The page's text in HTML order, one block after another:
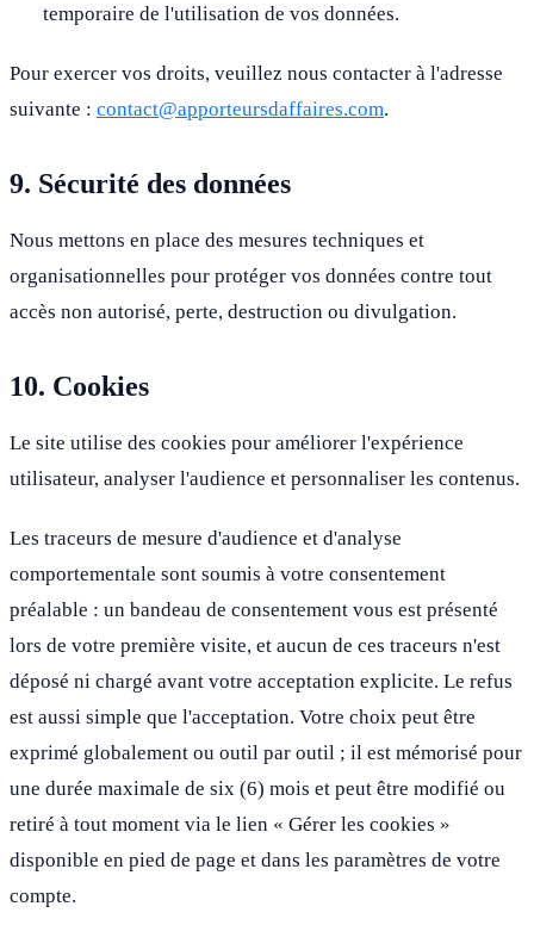
temporaire de l'utilisation de vos données.
Pour exercer vos droits, veuillez nous contacter à l'adresse
suivante : contact@apporteursdaffaires.com.
9. Sécurité des données
Nous mettons en place des mesures techniques et
organisationnelles pour protéger vos données contre tout
accès non autorisé, perte, destruction ou divulgation.
10. Cookies
Le site utilise des cookies pour améliorer l'expérience
utilisateur, analyser l'audience et personnaliser les contenus.
Les traceurs de mesure d'audience et d'analyse
comportementale sont soumis à votre consentement
préalable : un bandeau de consentement vous est présenté
lors de votre première visite, et aucun de ces traceurs n'est
déposé ni chargé avant votre acceptation explicite. Le refus
est aussi simple que l'acceptation. Votre choix peut être
exprimé globalement ou outil par outil ; il est mémorisé pour
une durée maximale de six (6) mois et peut être modifié ou
retiré à tout moment via le lien « Gérer les cookies »
disponible en pied de page et dans les paramètres de votre
compte.